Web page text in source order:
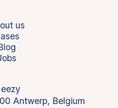
us
Antwerp, Belgium